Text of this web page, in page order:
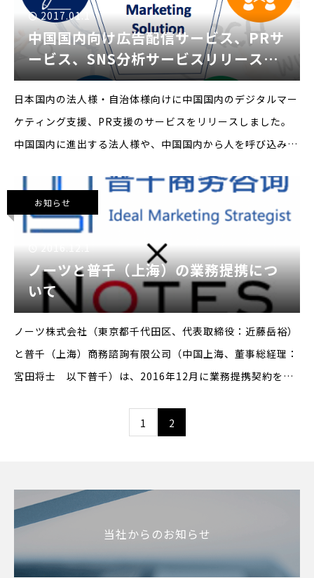
2017.01.1
中国国内向け広告配信サービス、PRサ
ービス、SNS分析サービスリリースの
お知らせ
日本国内の法人様・自治体様向けに中国国内のデジタルマー
ケティング支援、PR支援のサービスをリリースしました。
中国国内に進出する法人様や、中国国内から人を呼び込みた
ービスとなっています。
お知らせ
ノーツと普千（上海）の業務提携につ
いて
ノーツ株式会社（東京都千代田区、代表取締役：近藤岳裕）
と普千（上海）商務諮詢有限公司（中国上海、董事総経理：
宮田将士 以下普千）は、2016年12月に業務提携契約を締
加速度的に進む日本の人口減少社会において、日
1 2
当社からのお知らせ